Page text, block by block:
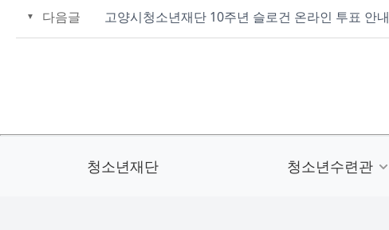
다음글 고양시청소년재단 10주년 슬로건 온라인 투표 안내
청소년재단 청소년수련관